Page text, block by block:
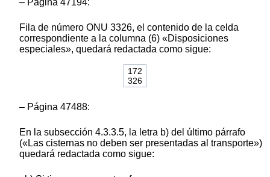
– Página 47194:
Fila de número ONU 3326, el contenido de la celda
correspondiente a la columna (6) «Disposiciones
especiales», quedará redactada como sigue:
172
326
– Página 47488:
En la subsección 4.3.3.5, la letra b) del último párrafo
(«Las cisternas no deben ser presentadas al transporte»)
quedará redactada como sigue: